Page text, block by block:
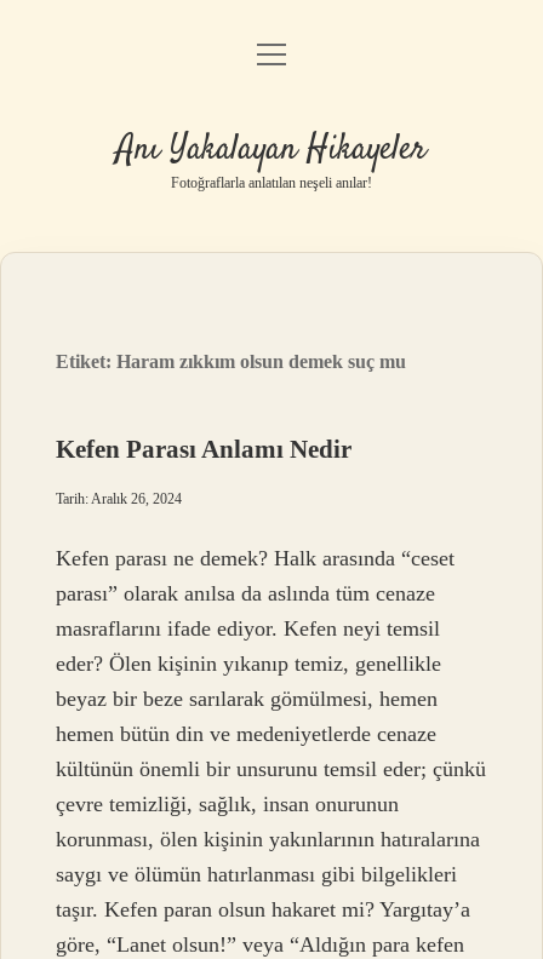
Anasayfa
Yasal Uyarı
menüyü
Anı Yakalayan Hikayeler
Fotoğraflarla anlatılan neşeli anılar!
Etiket:Haram zıkkım olsun demek suç mu
Kefen Parası Anlamı Nedir
Tarih: Aralık 26, 2024
Kefen parası ne demek? Halk arasında “ceset
parası” olarak anılsa da aslında tüm cenaze
masraflarını ifade ediyor. Kefen neyi temsil
eder? Ölen kişinin yıkanıp temiz, genellikle
beyaz bir beze sarılarak gömülmesi, hemen
hemen bütün din ve medeniyetlerde cenaze
kültünün önemli bir unsurunu temsil eder; çünkü
çevre temizliği, sağlık, insan onurunun
korunması, ölen kişinin yakınlarının hatıralarına
saygı ve ölümün hatırlanması gibi bilgelikleri
taşır. Kefen paran olsun hakaret mi? Yargıtay’a
göre, “Lanet olsun!” veya “Aldığın para kefen